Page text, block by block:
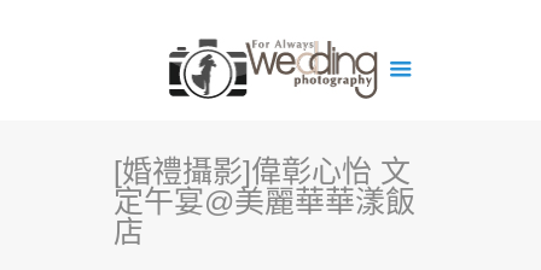
[婚禮攝影]偉彰心怡 文
定午宴@美麗華華漾飯
店